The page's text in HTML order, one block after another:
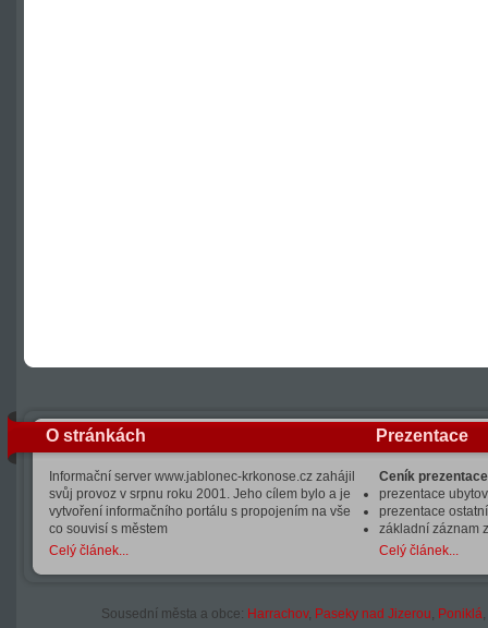
O stránkách
Informační server www.jablonec-krkonose.cz zahájil
svůj provoz v srpnu roku 2001. Jeho cílem bylo a je
vytvoření informačního portálu s propojením na vše
co souvisí s městem
Celý článek...
Prezentace
Ceník
prezentace
prezentace
základní záznam
Celý článek...
Sousední města a obce: Harrachov, Paseky nad Jizerou, Poniklá,